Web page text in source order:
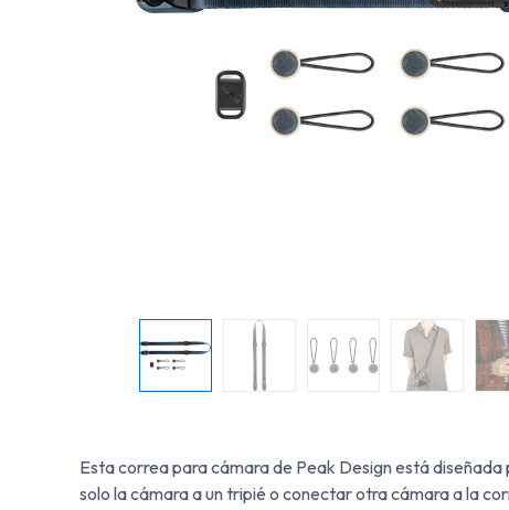
Esta correa para cámara de Peak Design está
solo la cámara a un tripié o conectar otra cámara a la